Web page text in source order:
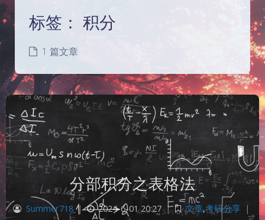
标签： 积分
1 篇文章
分部积分之表格法
Summer718 | 2024-6-01 20:27 | 文章,考研分享 |